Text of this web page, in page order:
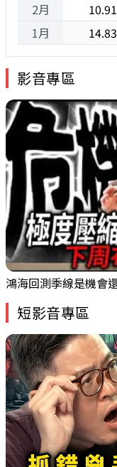
2月
1月
10.91
14.83
影音專區
短影音專區